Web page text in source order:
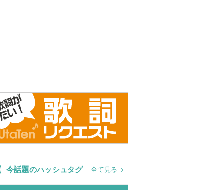
今話題のハッシュタグ 全て見る